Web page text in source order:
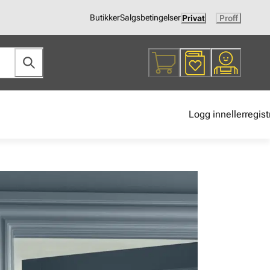
ButikkerSalgsbetingelserPrivat Proff
Logg inneller